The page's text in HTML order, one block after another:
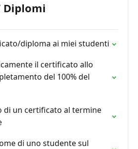
diploma ai miei studenti
il certificato allo
del 100% del
di un certificato al termine
di uno studente sul